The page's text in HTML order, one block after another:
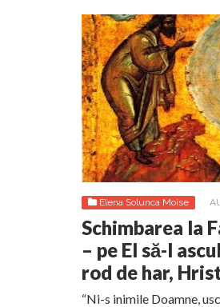
Academia
La Mulți Ani,
Pamfil Șeicaru
Nu vă fie frică!
Mariana
Schimbarea la
Turnătorul DIE
României
Elena Solunca Moise
Schimbarea la
– pe El să-l
rod de har,
“Ni-s inimile Doamne,